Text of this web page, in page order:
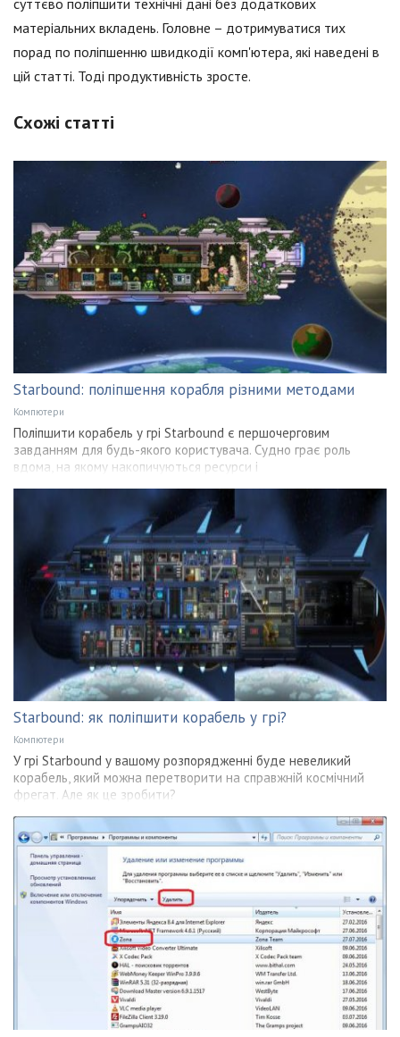
матеріальних вкладень. Головне – дотримуватися тих
порад по поліпшенню швидкодії комп'ютера, які наведені в
цій статті. Тоді продуктивність зросте.
Схожі статті
Starbound: поліпшення корабля різними методами
Компютери
Поліпшити корабель у грі Starbound є першочерговим
завданням для будь-якого користувача. Судно грає роль
вдома, на якому накопичуються ресурси і
Starbound: як поліпшити корабель у грі?
Компютери
У грі Starbound у вашому розпорядженні буде невеликий
корабель, який можна перетворити на справжній космічний
фрегат. Але як це зробити?